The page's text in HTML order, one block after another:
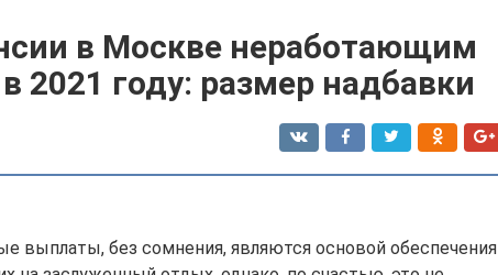
в Москве неработающим
2021 году: размер надбавки
выплаты, без сомнения, являются основой обеспечения